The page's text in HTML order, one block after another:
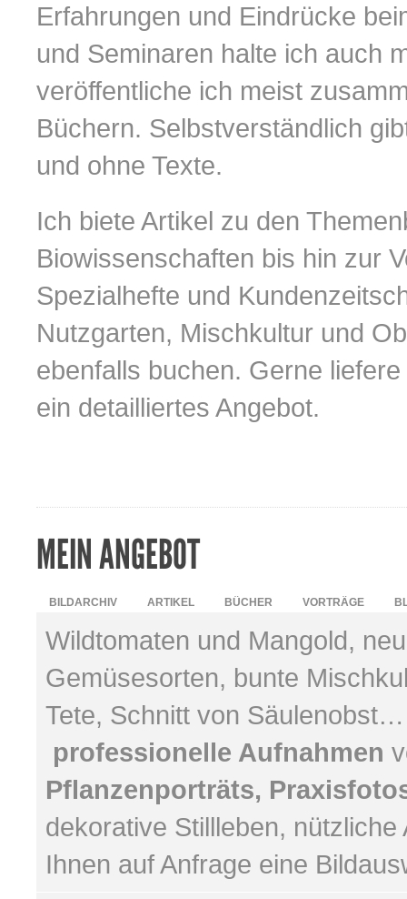
Erfahrungen und Eindrücke
und Seminaren halte ich auch
veröffentliche ich meist
Büchern. Selbstverständlich
und ohne Texte.
Ich biete Artikel zu den
Biowissenschaften bis hin zur
Spezialhefte und
Nutzgarten, Mischkultur und
ebenfalls buchen. Gerne
ein detailliertes Angebot.
MEIN ANGEBOT
BILDARCHIV ARTIKEL BÜCHER VORTRÄGE
Wildtomaten und Mangold,
Gemüsesorten, bunte
Tete, Schnitt von
professionelle Aufnahmen
Pflanzenporträts,
dekorative Stillleben,
Ihnen auf Anfrage eine